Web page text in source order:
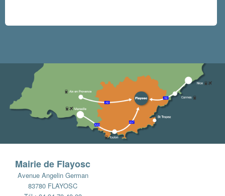
Mairie de Flayosc
Avenue Angelin German
83780 FLAYOSC